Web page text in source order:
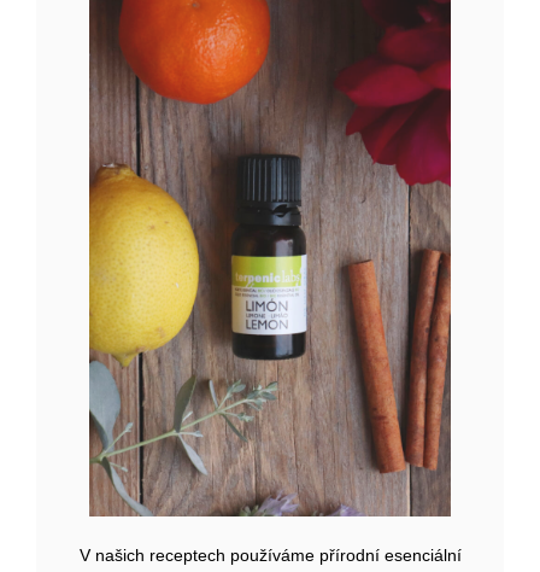
V našich receptech používáme přírodní esenciální